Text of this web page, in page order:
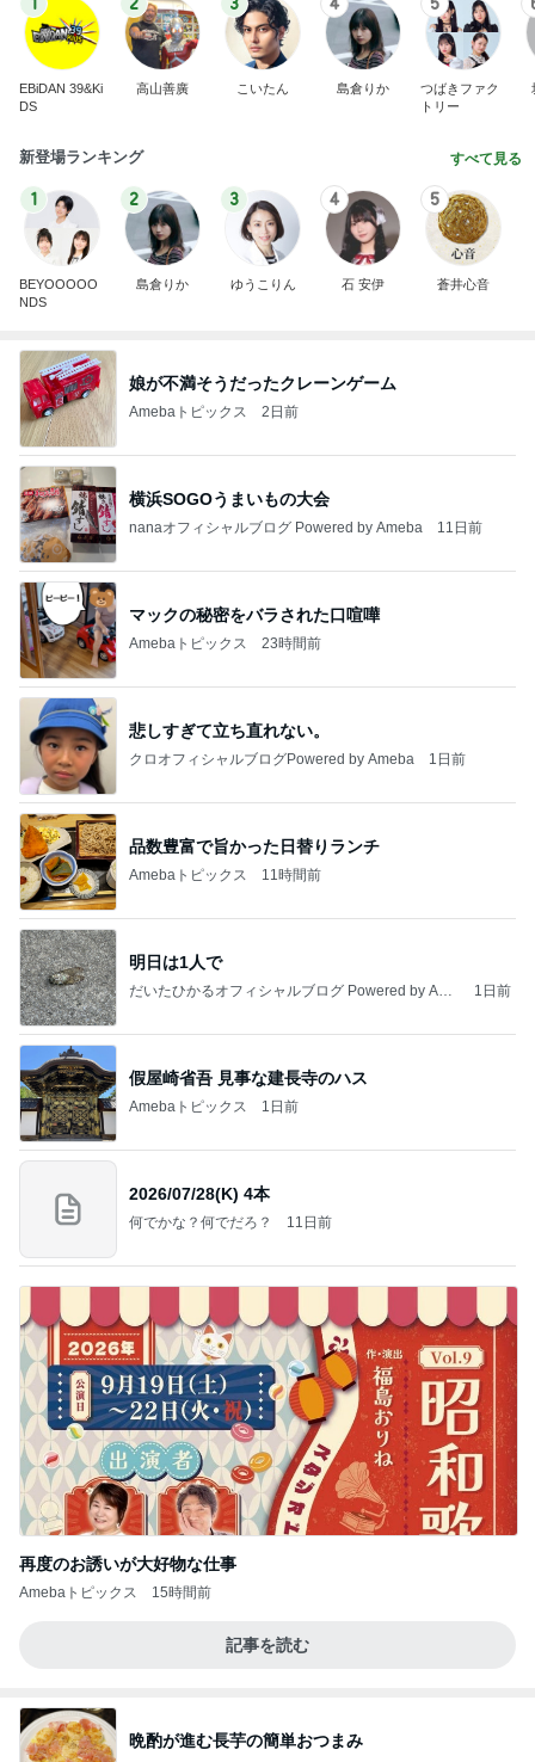
1
EBiDAN 39&Ki
DS
2
高山善廣
3
こいたん
4
島倉りか
5
つばきファク
トリー
新登場ランキング すべて見る
1
BEYOOOOO
NDS
2
島倉りか
3
ゆうこりん
4
石 安伊
5
蒼井心音
娘が不満そうだったクレーンゲーム
Amebaトピックス 2日前
横浜SOGOうまいもの大会
nanaオフィシャルブログ Powered by Ameba 11日前
マックの秘密をバラされた口喧嘩
Amebaトピックス 23時間前
悲しすぎて立ち直れない。
クロオフィシャルブログPowered by Ameba 1日前
品数豊富で旨かった日替りランチ
Amebaトピックス 11時間前
明日は1人で
だいたひかるオフィシャルブログ Powered by Ame
1日前
假屋崎省吾 見事な建長寺のハス
Amebaトピックス 1日前
2026/07/28(K) 4本
何でかな？何でだろ？ 11日前
再度のお誘いが大好物な仕事
Amebaトピックス 15時間前
記事を読む
晩酌が進む長芋の簡単おつまみ